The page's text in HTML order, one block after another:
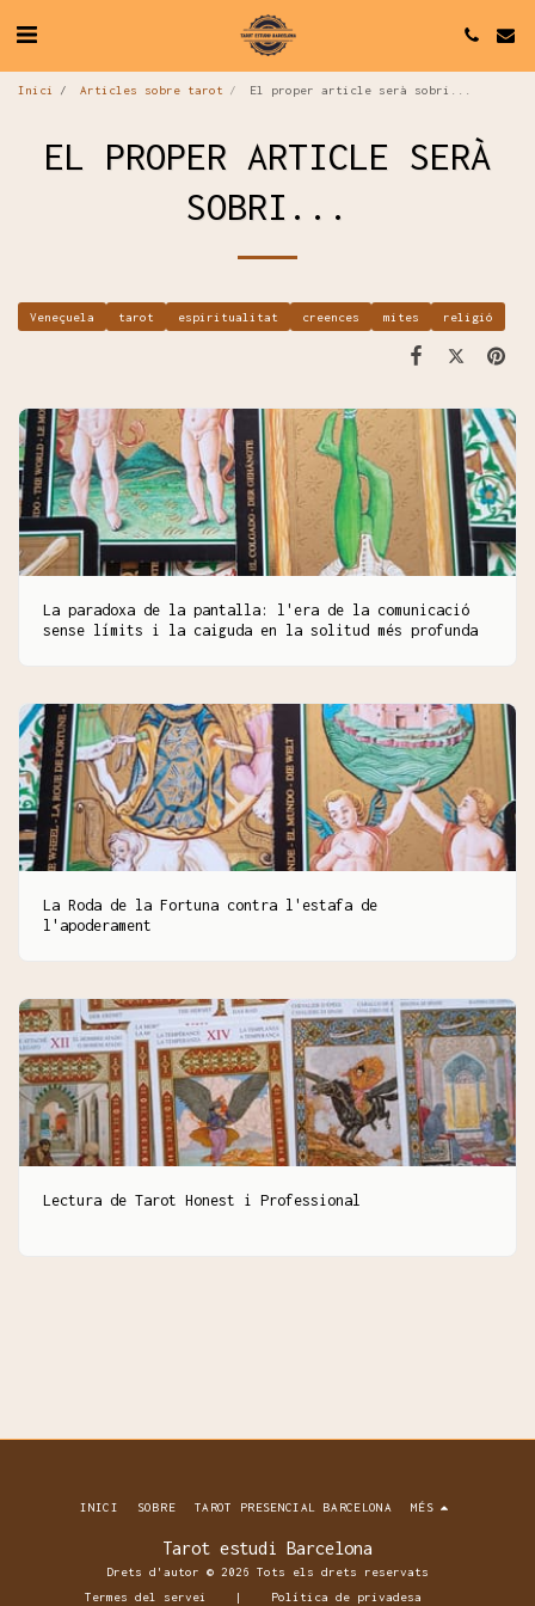
Inici Articles sobre tarot El proper article serà sobri...
EL PROPER ARTICLE SERÀ
SOBRI...
Veneçuela tarot espiritualitat creences mites religió
La paradoxa de la pantalla: l'era de la comunicació
sense límits i la caiguda en la solitud més profunda
La Roda de la Fortuna contra l'estafa de
l'apoderament
Lectura de Tarot Honest i Professional
Tarot estudi Barcelona
Drets d'autor © 2026 Tots els drets reservats
Termes del servei
| Política de privadesa
INICI SOBRE TAROT PRESENCIAL BARCELONA MÉS